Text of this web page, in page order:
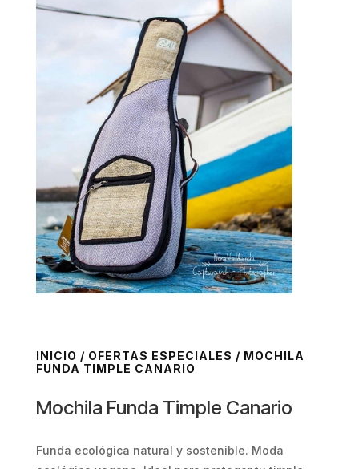
INICIO / OFERTAS ESPECIALES / MOCHILA
FUNDA TIMPLE CANARIO
Mochila Funda Timple Canario
Funda ecológica natural y sostenible. Moda